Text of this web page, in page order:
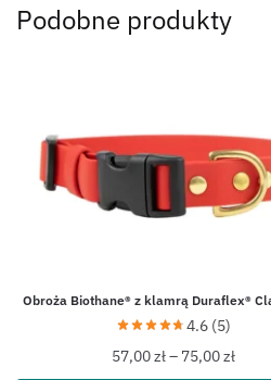
Podobne produkty
Obroża Biothane® z klamrą Duraflex®
4.6 (5)
57,00zł– 75,00zł